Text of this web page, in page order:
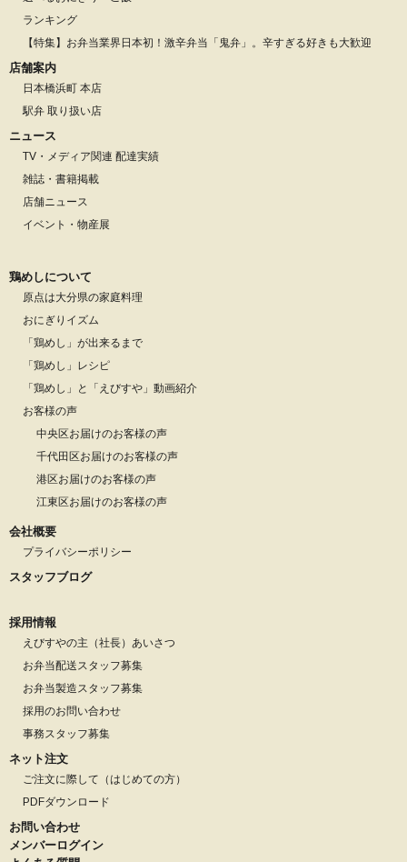
ランキング
【特集】お弁当業界日本初！激辛弁当「鬼弁」。辛すぎる好きも大歓迎
店舗案内
日本橋浜町 本店
駅弁 取り扱い店
ニュース
TV・メディア関連 配達実績
雑誌・書籍掲載
店舗ニュース
イベント・物産展
鶏めしについて
原点は大分県の家庭料理
おにぎりイズム
「鶏めし」が出来るまで
「鶏めし」レシピ
「鶏めし」と「えびすや」動画紹介
お客様の声
中央区お届けのお客様の声
千代田区お届けのお客様の声
港区お届けのお客様の声
江東区お届けのお客様の声
会社概要
プライバシーポリシー
スタッフブログ
採用情報
えびすやの主（社長）あいさつ
お弁当配送スタッフ募集
お弁当製造スタッフ募集
採用のお問い合わせ
事務スタッフ募集
ネット注文
ご注文に際して（はじめての方）
PDFダウンロード
お問い合わせ
メンバーログイン